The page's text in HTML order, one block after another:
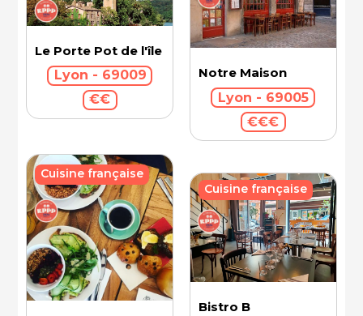
Le Porte Pot de l'île Barbe
Lyon - 69009
€€
Notre Maison
Lyon - 69005
€€€
Cuisine française
Bistro B
Cuisine française